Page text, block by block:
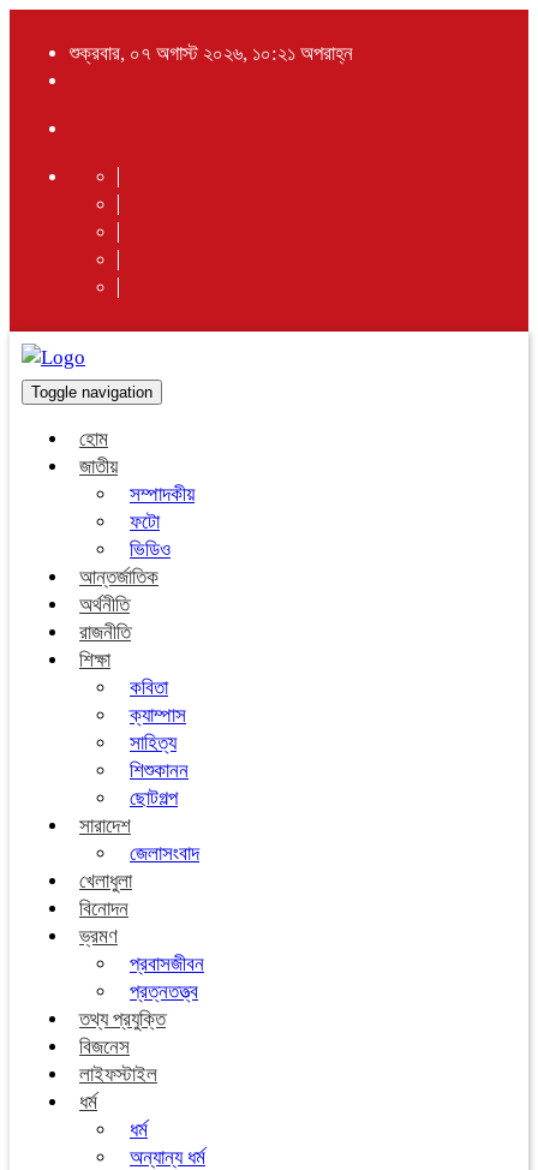
শুক্রবার, ০৭ অগাস্ট ২০২৬, ১০:২১ অপরাহ্ন
Toggle navigation
হোম
জাতীয়
সম্পাদকীয়
ফটো
ভিডিও
আন্তর্জাতিক
অর্থনীতি
রাজনীতি
শিক্ষা
কবিতা
ক্যাম্পাস
সাহিত্য
শিশুকানন
ছোটগল্প
সারাদেশ
জেলাসংবাদ
খেলাধুলা
বিনোদন
ভ্রমণ
প্রবাসজীবন
প্রত্নতত্ত্ব
তথ্য প্রযুক্তি
বিজনেস
লাইফস্টাইল
ধর্ম
ধর্ম
অন্যান্য ধর্ম